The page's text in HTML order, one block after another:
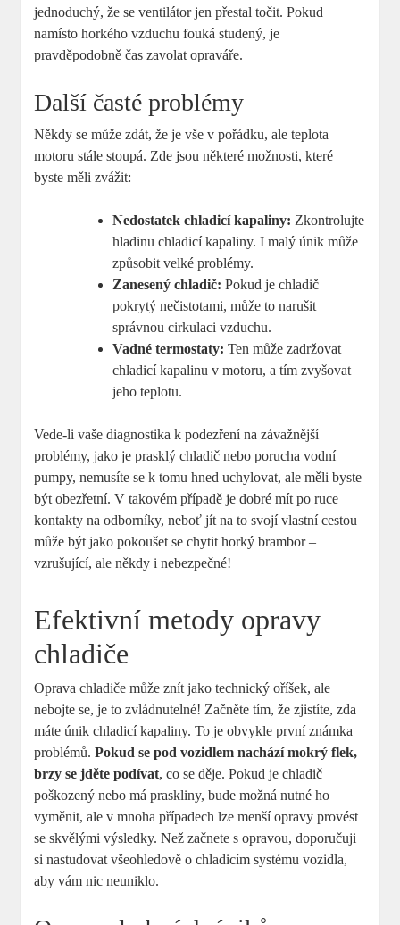
jednoduchý, že se ventilátor jen přestal točit. Pokud
namísto horkého vzduchu fouká studený, je
pravděpodobně čas zavolat opraváře.
Další časté problémy
Někdy se může zdát, že je vše v pořádku, ale teplota
motoru stále stoupá. Zde jsou některé možnosti, které
byste měli zvážit:
Nedostatek chladicí kapaliny: Zkontrolujte
hladinu chladicí kapaliny. I malý únik může
způsobit velké problémy.
Zanesený chladič: Pokud je chladič
pokrytý nečistotami, může to narušit
správnou cirkulaci vzduchu.
Vadné termostaty: Ten může zadržovat
chladicí kapalinu v motoru, a tím zvyšovat
jeho teplotu.
Vede-li vaše diagnostika k podezření na závažnější
problémy, jako je prasklý chladič nebo porucha vodní
pumpy, nemusíte se k tomu hned uchylovat, ale měli byste
být obezřetní. V takovém případě je dobré mít po ruce
kontakty na odborníky, neboť jít na to svojí vlastní cestou
může být jako pokoušet se chytit horký brambor –
vzrušující, ale někdy i nebezpečné!
Efektivní metody opravy
chladiče
Oprava chladiče může znít jako technický oříšek, ale
nebojte se, je to zvládnutelné! Začněte tím, že zjistíte, zda
máte únik chladicí kapaliny. To je obvykle první známka
problémů.Pokud se pod vozidlem nachází mokrý flek,
brzy se jděte podívat, co se děje. Pokud je chladič
poškozený nebo má praskliny, bude možná nutné ho
vyměnit, ale v mnoha případech lze menší opravy provést
se skvělými výsledky. Než začnete s opravou, doporučuji
si nastudovat všeohledově o chladicím systému vozidla,
aby vám nic neuniklo.